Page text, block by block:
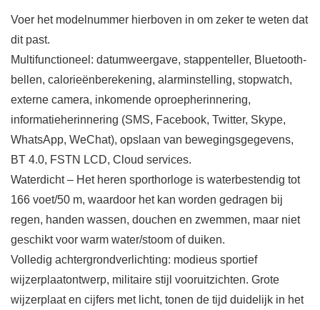
Voer het modelnummer hierboven in om zeker te weten dat
dit past.
Multifunctioneel: datumweergave, stappenteller, Bluetooth-
bellen, calorieënberekening, alarminstelling, stopwatch,
externe camera, inkomende oproepherinnering,
informatieherinnering (SMS, Facebook, Twitter, Skype,
WhatsApp, WeChat), opslaan van bewegingsgegevens,
BT 4.0, FSTN LCD, Cloud services.
Waterdicht – Het heren sporthorloge is waterbestendig tot
166 voet/50 m, waardoor het kan worden gedragen bij
regen, handen wassen, douchen en zwemmen, maar niet
geschikt voor warm water/stoom of duiken.
Volledig achtergrondverlichting: modieus sportief
wijzerplaatontwerp, militaire stijl vooruitzichten. Grote
wijzerplaat en cijfers met licht, tonen de tijd duidelijk in het